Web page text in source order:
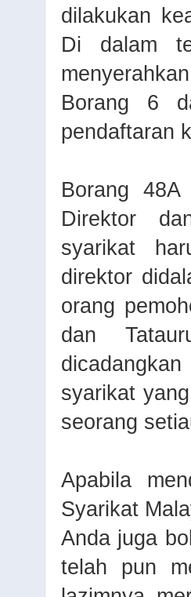
dilakukan
Di dalam
Borang 6
pendaftaran
Borang
Direktor
syarikat
direktor
orang
dan
syarikat
seorang
Apabila
Syarikat
Anda juga
telah pun